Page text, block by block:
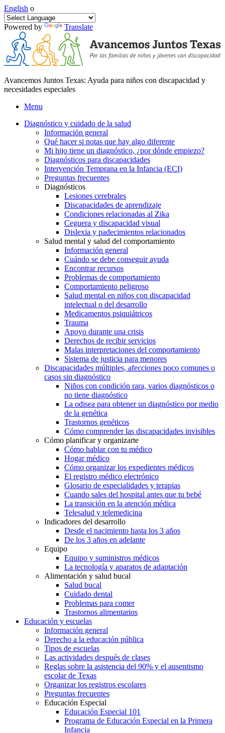
English o
Powered by Translate
Avancemos Juntos Texas: Ayuda para niños con discapacidad y
necesidades especiales
Menu
Diagnóstico y cuidado de la salud
Información general
Qué hacer si notas que hay algo diferente
Mi hijo tiene un diagnóstico, ¿por dónde empiezo?
Diagnósticos para discapacidades
Intervención Temprana en la Infancia (ECI)
Preguntas frecuentes
Diagnósticos
Lesiones cerebrales
Discapacidades de aprendizaje
Condiciones relacionadas al Zika
Ceguera y discapacidad visual
Dislexia y padecimientos relacionados
Salud mental y salud del comportamiento
Información general
Cuándo se debe conseguir ayuda
Encontrar recursos
Problemas de comportamiento
Comportamiento peligroso
Salud mental en niños con discapacidad
intelectual o del desarrollo
Medicamentos psiquiátricos
Trauma
Apoyo durante una crisis
Derechos de recibir servicios
Malas interpretaciones del comportamiento
Sistema de justicia para menores
Discapacidades múltiples, afecciones poco comunes o
casos sin diagnóstico
Niños con condición rara, varios diagnósticos o
no tiene diagnóstico
La odisea para obtener un diagnóstico por medio
de la genética
Trastornos genéticos
Cómo comprender las discapacidades invisibles
Cómo planificar y organizarte
Cómo hablar con tu médico
Hogar médico
Cómo organizar los expedientes médicos
El registro médico electrónico
Glosario de especialidades y terapias
Cuando sales del hospital antes que tu bebé
La transición en la atención médica
Telesalud y telemedicina
Indicadores del desarrollo
Desde el nacimiento hasta los 3 años
De los 3 años en adelante
Equipo
Equipo y suministros médicos
La tecnología y aparatos de adaptación
Alimentación y salud bucal
Salud bucal
Cuidado dental
Problemas para comer
Trastornos alimentarios
Educación y escuelas
Información general
Derecho a la educación pública
Tipos de escuelas
Las actividades después de clases
Reglas sobre la asistencia del 90% y el ausentismo
escolar de Texas
Organizar los registros escolares
Preguntas frecuentes
Educación Especial
Educación Especial 101
Programa de Educación Especial en la Primera
Infancia